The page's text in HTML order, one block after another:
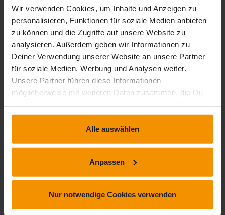
Wir verwenden Cookies, um Inhalte und Anzeigen zu
personalisieren, Funktionen für soziale Medien anbieten
zu können und die Zugriffe auf unsere Website zu
analysieren. Außerdem geben wir Informationen zu
Deiner Verwendung unserer Website an unsere Partner
für soziale Medien, Werbung und Analysen weiter.
Unsere Partner führen diese Informationen
möglicherweise mit weiteren Daten zusammen, die Du
Nutzung der Dienste gesammelt haben.
Alle auswählen
Anpassen
Nur notwendige Cookies verwenden
Rezensionen
star_border
Dieses Training hat noch keine Rezension erhalten.
Kommentare und Fragen zum Kurs
Du hast noch inhaltliche Fragen zum Kurs? Du möchtest Dir
ein genaueres Bild vom Ablauf machen? Egal ob Du Deine
eigenen Erfahrungen mit der Lerngemeinschaft teilen
möchtest oder vorab Rückfragen zu einzelnen Inhalten hast:
Beteilige Dich einfach an den Diskussionen mit anderen
Lernenden zu diesem Kurs.